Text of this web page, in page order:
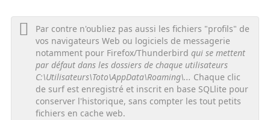
Par contre n'oubliez pas aussi les fichiers "profils" de
vos navigateurs Web ou logiciels de messagerie
notamment pour Firefox/Thunderbird qui se mettent
par défaut dans les dossiers de chaque utilisateurs
C:\Utilisateurs\Toto\AppData\Roaming\... Chaque clic
de surf est enregistré et inscrit en base SQLlite pour
conserver l'historique, sans compter les tout petits
fichiers en cache web.